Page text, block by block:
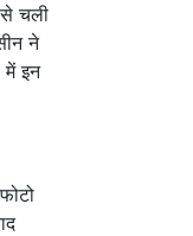
चली
ने
में इन